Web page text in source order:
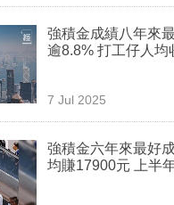
強積金成績八年來最佳 上半
逾8.8% 打工仔
7 Jul 2025
強積金六年來最好成績 打
均賺17900元 上半